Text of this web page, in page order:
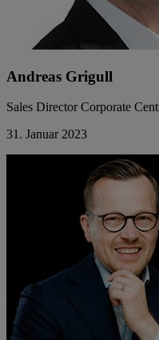
Andreas Grigull
Sales Director Corporate
31. Januar 2023